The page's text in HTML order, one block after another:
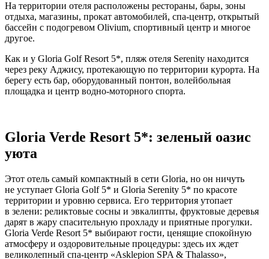
На территории отеля расположены рестораны, бары, зоны
отдыха, магазины, прокат автомобилей, спа-центр, открытый
бассейн с подогревом Olivium, спортивный центр и многое
другое.
Как и у Gloria Golf Resort 5*, пляж отеля Serenity находится
через реку Аджису, протекающую по территории курорта. На
берегу есть бар, оборудованный понтон, волейбольная
площадка и центр водно-моторного спорта.
Gloria Verde Resort 5*: зеленый оазис
уюта
Этот отель самый компактный в сети Gloria, но он ничуть
не уступает Gloria Golf 5* и Gloria Serenity 5* по красоте
территории и уровню сервиса. Его территория утопает
в зелени: реликтовые сосны и эвкалипты, фруктовые деревья
дарят в жару спасительную прохладу и приятные прогулки.
Gloria Verde Resort 5* выбирают гости, ценящие спокойную
атмосферу и оздоровительные процедуры: здесь их ждет
великолепный спа-центр «Asklepion SPA & Thalasso»,